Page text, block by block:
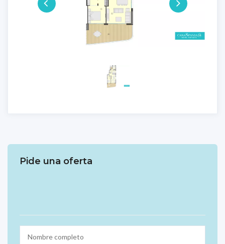
Pide una oferta